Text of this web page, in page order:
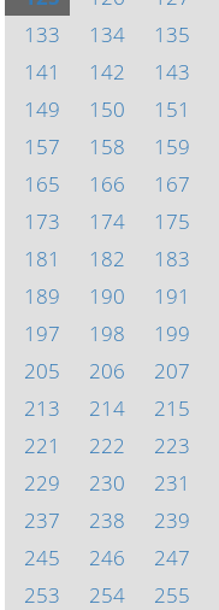
133
134 135
141
142 143
149
150 151
157
158 159
165
166 167
173
174 175
181
182 183
189
190 191
197
198 199
205
206 207
213
214 215
221
222 223
229
230 231
237
238 239
245
246 247
253
254 255